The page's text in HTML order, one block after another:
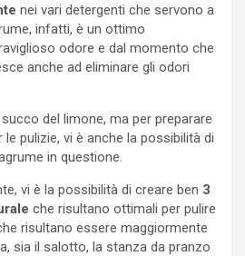
nei vari detergenti che servono a
infatti, è un ottimo
odore e dal momento che
anche ad eliminare gli odori
del limone, ma per preparare
pulizie, vi è anche la possibilità di
in questione.
vi è la possibilità di creare ben 3
che risultano ottimali per pulire
risultano essere maggiormente
sia il salotto, la stanza da pranzo